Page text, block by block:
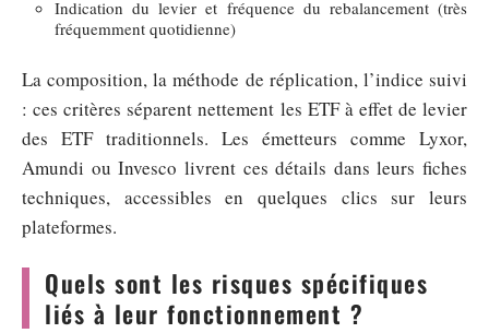
Indication du levier et fréquence du rebalancement (très
fréquemment quotidienne)
La composition, la méthode de réplication, l’indice suivi
: ces critères séparent nettement les ETF à effet de levier
des ETF traditionnels. Les émetteurs comme Lyxor,
Amundi ou Invesco livrent ces détails dans leurs fiches
techniques, accessibles en quelques clics sur leurs
plateformes.
Quels sont les risques spécifiques
liés à leur fonctionnement ?